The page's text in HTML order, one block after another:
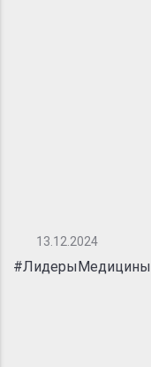
13.12.2024
#ЛидерыМедицины